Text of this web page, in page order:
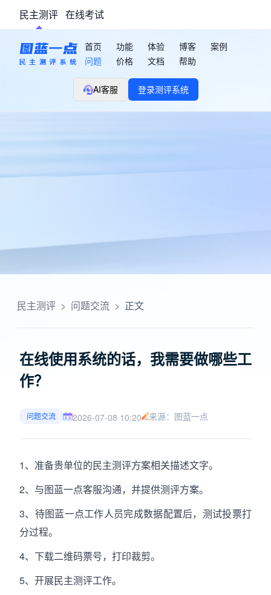
民主测评 在线考试
首页 功能 体验 博客
案例
问题
价格 文档 帮助
AI客服 登录测评系统
民主测评 > 问题交流 > 正文
在线使用系统的话，我需要做哪些工
作？
问题交流 2026-07-08 10:20 来源：图蓝一点
1、准备贵单位的民主测评方案相关描述文字。
2、与图蓝一点客服沟通，并提供测评方案。
3、待图蓝一点工作人员完成数据配置后，测试投票打
分过程。
4、下载二维码票号，打印裁剪。
5、开展民主测评工作。